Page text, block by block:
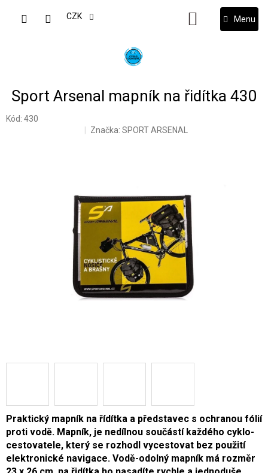
CZK
NÁKUPNÍ
KOŠÍK
Sport Arsenal mapník na řidítka 430
Kód: 430
Značka:SPORT ARSENAL
Praktický mapník na řídítka a představec s ochranou fólií
proti vodě. Mapník, je nedílnou součástí každého cyklo-
cestovatele, který se rozhodl vycestovat bez použití
elektronické navigace. Vodě-odolný mapník má rozměr